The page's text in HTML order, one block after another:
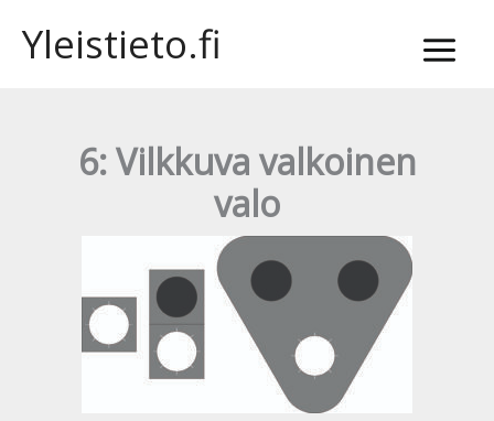
sisältöön
Yleistieto.fi
6: Vilkkuva valkoinen
valo